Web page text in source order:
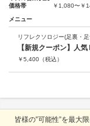
価格帯
￥1,080〜￥
メニュー
リフレクソロジー(足裏・
【新規クーポン】人
￥5,400 （税込）
皆様の‟可能性”を最大